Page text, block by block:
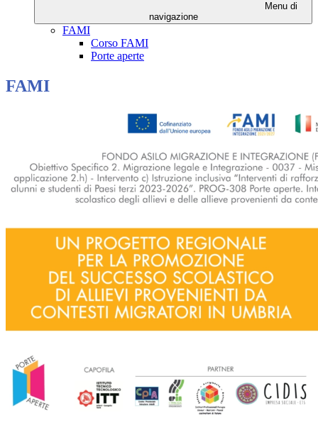
Menu di
navigazione
FAMI
Corso FAMI
Porte aperte
FAMI